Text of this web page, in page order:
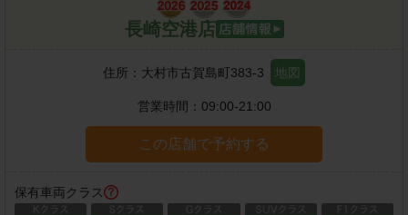
長崎空港店
住所： 大村市古賀島町383-3 地図
営業時間： 09:00-21:00
この店舗で予約する
保有車両クラス